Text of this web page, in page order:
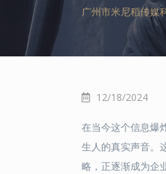
广州市米尼稻传媒
12/18/2024
在当今这个信息爆
生人的真实声音。
略，正逐渐成为企